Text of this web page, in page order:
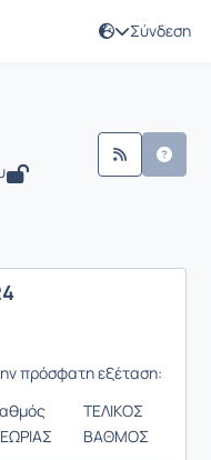
Σύνδεση
πρόσφατη εξέταση:
ΤΕΛΙΚΟΣ
ΒΑΘΜΟΣ